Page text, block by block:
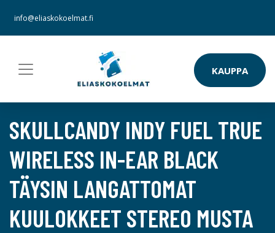
info@eliaskokoelmat.fi
KAUPPA
SKULLCANDY INDY FUEL TRUE
WIRELESS IN-EAR BLACK
TÄYSIN LANGATTOMAT
KUULOKKEET STEREO MUSTA